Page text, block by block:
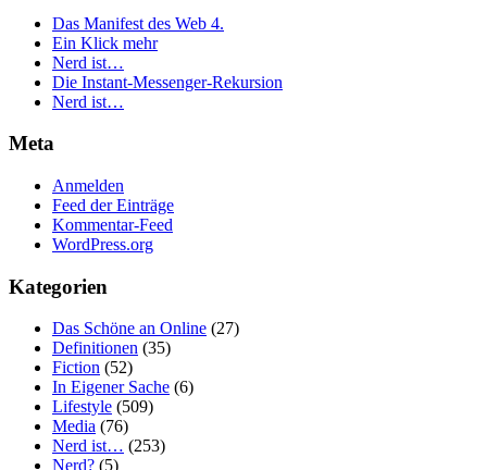
Das Manifest des Web 4.
Ein Klick mehr
Nerd ist…
Die Instant-Messenger-Rekursion
Nerd ist…
Meta
Anmelden
Feed der Einträge
Kommentar-Feed
WordPress.org
Kategorien
Das Schöne an Online (27)
Definitionen (35)
Fiction (52)
In Eigener Sache (6)
Lifestyle (509)
Media (76)
Nerd ist… (253)
Nerd? (5)